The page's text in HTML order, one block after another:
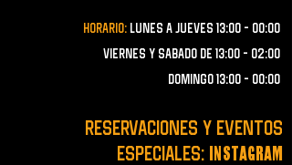
Horario: lunes a JUEVES 13:00 - 00:00
VIERNES Y SABADO de 13:00 - 02:00
domingo 13:00 - 00:00
RESERVACIONES y EVENTOS
ESPECIALES: instagram